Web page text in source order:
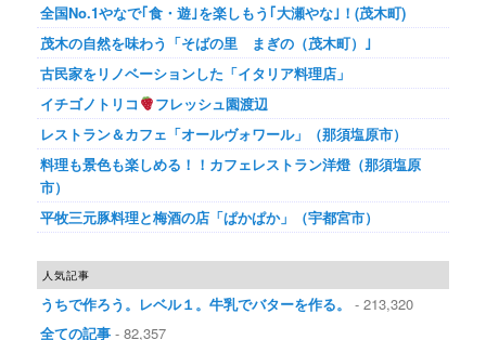
全国No.1やなで｢食・遊｣を楽しもう｢大瀬やな｣！(茂木町)
茂木の自然を味わう「そばの里 まぎの（茂木町）｣
古民家をリノベーションした「イタリア料理店」
イチゴノトリコ
フレッシュ園渡辺
レストラン＆カフェ「オールヴォワール」（那須塩原市）
料理も景色も楽しめる！！カフェレストラン洋燈（那須塩原
市）
平牧三元豚料理と梅酒の店「ぱかぱか」（宇都宮市）
人気記事
うちで作ろう。レベル１。牛乳でバターを作る。
- 213,320
全ての記事 - 82,357